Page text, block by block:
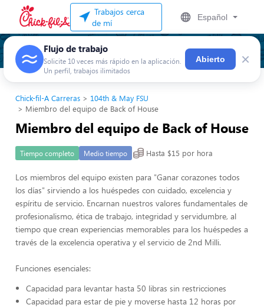
Trabajos cerca
de mí
Español
Flujo de trabajo
Solicite 10 veces más rápido en la aplicación.
Un perfil, trabajos ilimitados
Abierto ×
Chick-fil-A Carreras
104th & May FSU
Miembro del equipo de Back of House
Miembro del equipo de Back of House
Tiempo completo Medio tiempo Hasta $15 por hora
Los miembros del equipo existen para "Ganar corazones todos
los días" sirviendo a los huéspedes con cuidado, excelencia y
espíritu de servicio. Encarnan nuestros valores fundamentales de
profesionalismo, ética de trabajo, integridad y servidumbre, al
tiempo que crean experiencias memorables para los huéspedes a
través de la excelencia operativa y el servicio de 2nd Milli.
Funciones esenciales:
Capacidad para levantar hasta 50 libras sin restricciones
Capacidad para estar de pie y moverse hasta 12 horas por